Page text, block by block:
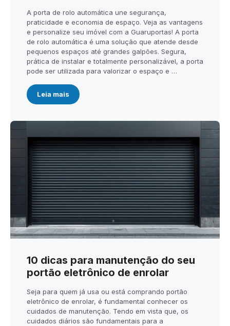
A porta de rolo automática une segurança,
praticidade e economia de espaço. Veja as vantagens
e personalize seu imóvel com a Guaruportas! A porta
de rolo automática é uma solução que atende desde
pequenos espaços até grandes galpões. Segura,
prática de instalar e totalmente personalizável, a porta
pode ser utilizada para valorizar o espaço e …
Leia mais
10 dicas para manutenção do seu
portão eletrônico de enrolar
Seja para quem já usa ou está comprando portão
eletrônico de enrolar, é fundamental conhecer os
cuidados de manutenção. Tendo em vista que, os
cuidados diários são fundamentais para a